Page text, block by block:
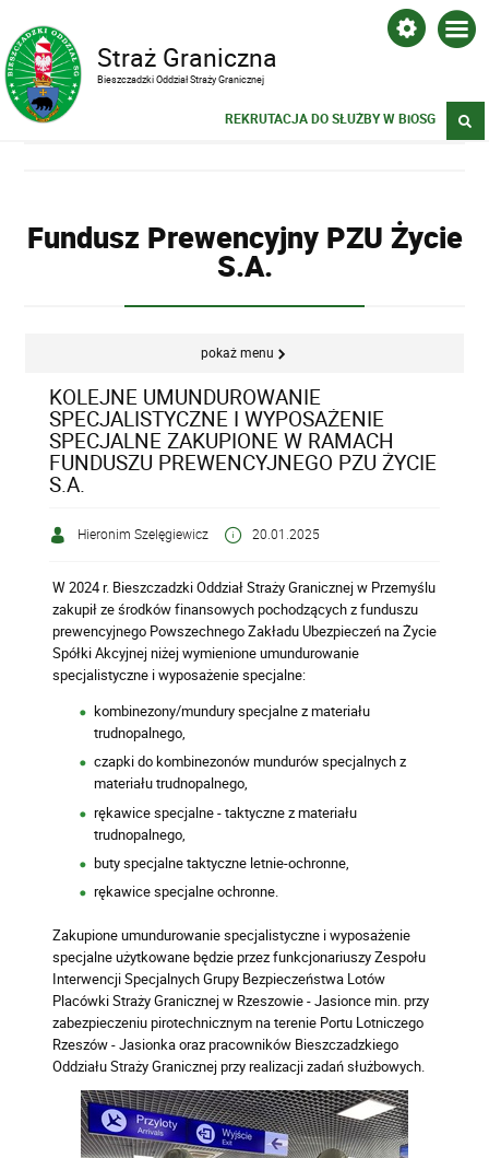
Straż Graniczna
Bieszczadzki Oddział Straży Granicznej
REKRUTACJA DO SŁUŻBY W BiOSG
Fundusz Prewencyjny PZU Życie
S.A.
pokaż menu
KOLEJNE UMUNDUROWANIE
SPECJALISTYCZNE I WYPOSAŻENIE
SPECJALNE ZAKUPIONE W RAMACH
FUNDUSZU PREWENCYJNEGO PZU ŻYCIE
S.A.
Hieronim Szelęgiewicz 20.01.2025
W 2024 r. Bieszczadzki Oddział Straży Granicznej w Przemyślu
zakupił ze środków finansowych pochodzących z funduszu
prewencyjnego Powszechnego Zakładu Ubezpieczeń na Życie
Spółki Akcyjnej niżej wymienione umundurowanie
specjalistyczne i wyposażenie specjalne:
kombinezony/mundury specjalne z materiału
trudnopalnego,
czapki do kombinezonów mundurów specjalnych z
materiału trudnopalnego,
rękawice specjalne - taktyczne z materiału
trudnopalnego,
buty specjalne taktyczne letnie-ochronne,
rękawice specjalne ochronne.
Zakupione umundurowanie specjalistyczne i wyposażenie
specjalne użytkowane będzie przez funkcjonariuszy Zespołu
Interwencji Specjalnych Grupy Bezpieczeństwa Lotów
Placówki Straży Granicznej w Rzeszowie - Jasionce min. przy
zabezpieczeniu pirotechnicznym na terenie Portu Lotniczego
Rzeszów - Jasionka oraz pracowników Bieszczadzkiego
Oddziału Straży Granicznej przy realizacji zadań służbowych.